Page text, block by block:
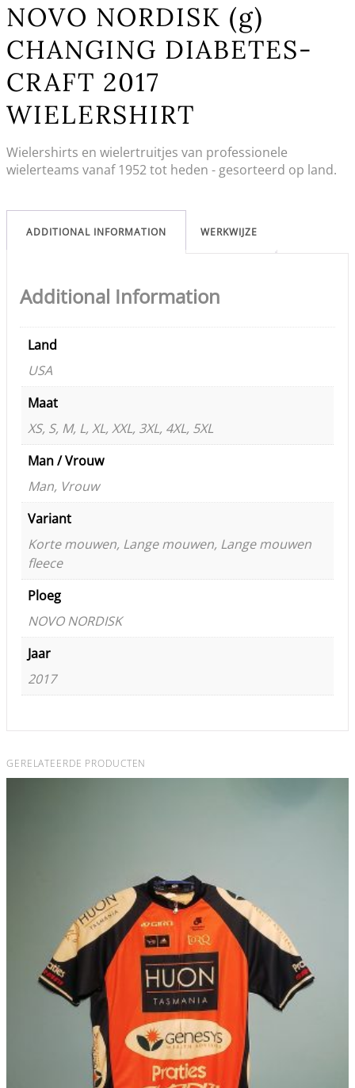
NOVO NORDISK (g)
CHANGING DIABETES-
CRAFT 2017
WIELERSHIRT
Wielershirts en wielertruitjes van professionele
wielerteams vanaf 1952 tot heden - gesorteerd op land.
ADDITIONAL INFORMATION WERKWIJZE
Additional Information
Land
USA
Maat
XS, S, M, L, XL, XXL, 3XL, 4XL, 5XL
Man / Vrouw
Man, Vrouw
Variant
Korte mouwen, Lange mouwen, Lange mouwen
fleece
Ploeg
NOVO NORDISK
Jaar
2017
GERELATEERDE PRODUCTEN